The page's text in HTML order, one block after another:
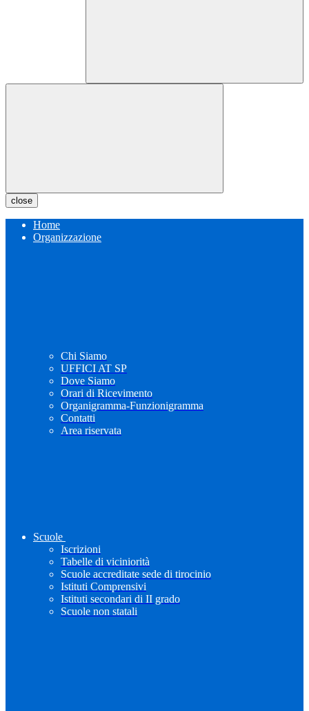
close
Home
Organizzazione
Chi Siamo
UFFICI AT SP
Dove Siamo
Orari di Ricevimento
Organigramma-Funzionigramma
Contatti
Area riservata
Scuole
Iscrizioni
Tabelle di viciniorità
Scuole accreditate sede di tirocinio
Istituti Comprensivi
Istituti secondari di II grado
Scuole non statali